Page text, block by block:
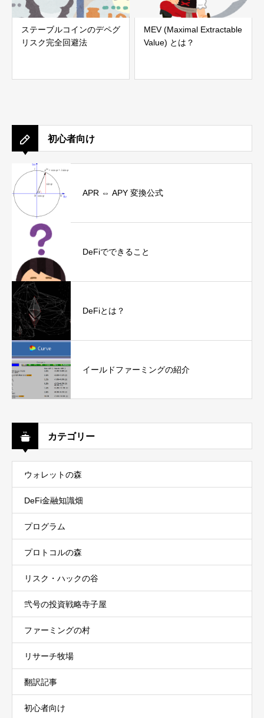
ステーブルコインのデペグ
リスク完全回避法
MEV (Maximal Extractable
Value) とは？
初心者向け
APR ⇔ APY 変換公式
DeFiでできること
DeFiとは？
イールドファーミングの紹介
カテゴリー
ウォレットの森
DeFi金融知識畑
プログラム
プロトコルの森
リスク・ハックの谷
弐号の投資戦略寺子屋
ファーミングの村
リサーチ牧場
翻訳記事
初心者向け